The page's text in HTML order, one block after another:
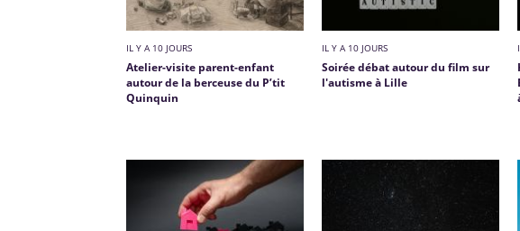
IL Y A 10 JOURS
Atelier-visite parent-enfant
autour de la berceuse du P’tit
Quinquin
IL Y A 10 JOURS
Soirée débat autour du film sur
l'autisme à Lille